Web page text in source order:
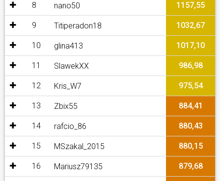
8 nano50 1157,55
9 Titiperadon18 1032,67
10 glina413 1017,10
11 SlawekXX 986,98
12 Kris_W7 975,54
13 Zbix55 884,41
14 rafcio_86 880,43
15 MSzakal_2015 880,15
16 Mariusz79135 879,68